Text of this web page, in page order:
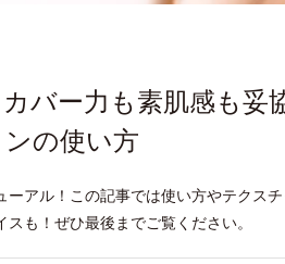
バー力も素肌感も妥
の使い方
アル！この記事では使い方やテクス
も！ぜひ最後までご覧ください。